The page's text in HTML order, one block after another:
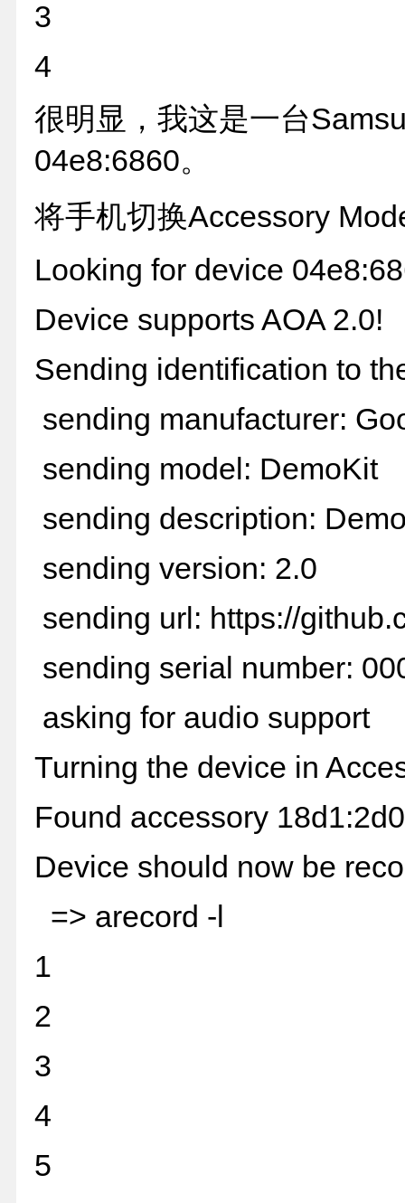
3
4
很明显，我这是一台
04e8:6860。
将手机切换Accessory
Looking for device
Device supports AOA 2.0!
Sending identification to
sending manufacturer:
sending model: DemoKit
sending description:
sending version: 2.0
sending url: https://
sending serial number:
asking for audio support
Turning the device in
Found accessory
Device should now be
=> arecord -l
1
2
3
4
5